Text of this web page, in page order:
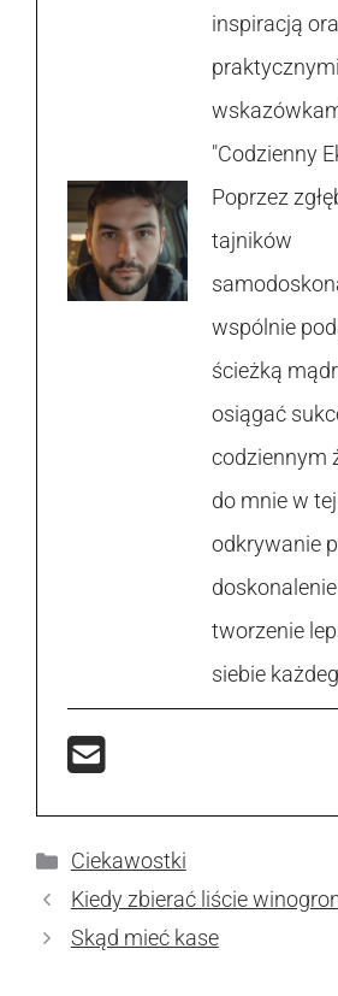
inspiracją
praktycznymi
"Codzienny
Poprzez
tajników
wspólnie
ścieżką
osiągać
codziennym
do mnie w
odkrywanie
tworzenie
siebie
Kategorie
Ciekawostki
Kiedy zbierać liście
Skąd mieć kase